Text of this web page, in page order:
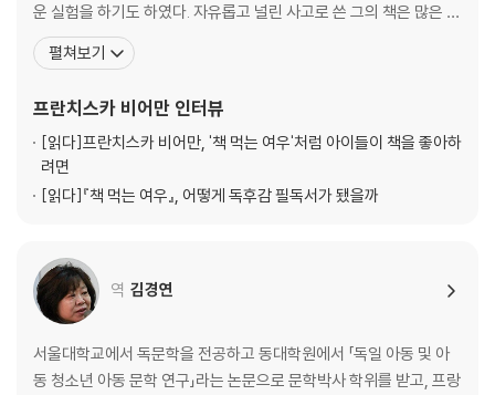
운 실험을 하기도 하였다. 자유롭고 널린 사고로 쓴 그의 책은 많은 어
린이들에게 인기가 있다. 그녀가 출간한 ‘책 먹는 여우’는 최근 한국에
서 100쇄를 돌파했다. 지금까지 35만명 어린이 독자들이 이 책을 만
미있는 소동을 통하여 독서의 의미와 방법
펼쳐보기
프란치스카 비어만 인터뷰
[읽다]프란치스카 비어만, '책 먹는 여우'처럼 아이들이 책을 좋아하
려면
[읽다]『책 먹는 여우』, 어떻게 독후감 필독서가 됐을까
역 김경연
서울대학교에서 독문학을 전공하고 동대학원에서 「독일 아동 및 아
동 청소년 아동 문학 연구」라는 논문으로 문학박사 학위를 받고, 프랑